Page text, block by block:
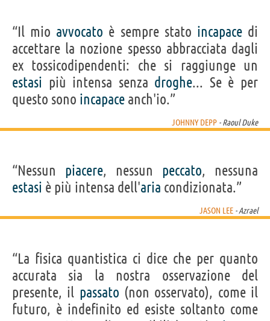
“Il mio avvocato è sempre stato incapacedi
accettare la nozione spesso abbracciata dagli
ex tossicodipendenti: che si raggiunge un
estasi più intensa senza droghe... Se è per
questo sono incapace anch'io.”
JOHNNY DEPP - Raoul Duke
“Nessun piacere, nessun peccato, nessuna
estasi è più intensa dell'aria condizionata.”
JASON LEE - Azrael
“La fisica quantistica ci dice che per quanto
accurata sia la nostra osservazione del
presente, il passato (non osservato), come il
futuro, è indefinito ed esiste soltanto come